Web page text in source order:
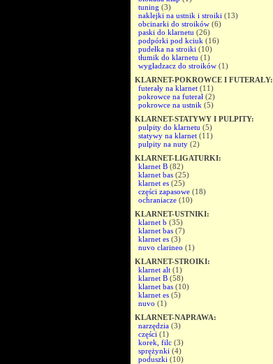
tuning (3)
naklejki na ustnik i stroiki (13)
obcinarki do stroików (6)
paski do klarnetu (26)
podpórki pod kciuk (16)
pudełka na stroiki (10)
tłumik do klarnetu (1)
wygładzacz do stroików (1)
KLARNET-POKROWCE I FUTERAŁY:
futerały na klarnet (11)
pokrowce na futerał (2)
pokrowce na ustnik (5)
KLARNET-STATYWY I PULPITY:
pulpity do klarnetu (5)
statywy na klarnet (11)
pulpity na nuty (2)
KLARNET-LIGATURKI:
klarnet B (82)
klarnet bas (25)
klarnet es (25)
części zapasowe (18)
ochraniacze (10)
KLARNET-USTNIKI:
klarnet b (35)
klarnet bas (7)
klarnet es (3)
nuvo clarineo (1)
KLARNET-STROIKI:
klarnet alt (1)
klarnet B (58)
klarnet bas (10)
klarnet es (5)
nuvo (1)
KLARNET-NAPRAWA:
narzędzia (3)
części (1)
korek, filc (3)
sprężynki (4)
poduszki (10)